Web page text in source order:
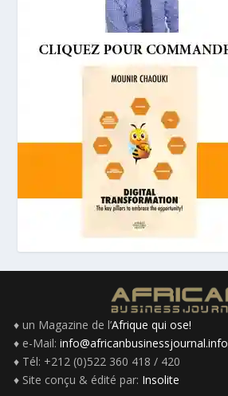
♦ un Magazine de l’Afrique qui ose!
♦ e-Mail: info@africanbusinessjournal.info
♦ Tél: +212 (0)522 360 418 / 420
♦ Site conçu & édité par: Insolite